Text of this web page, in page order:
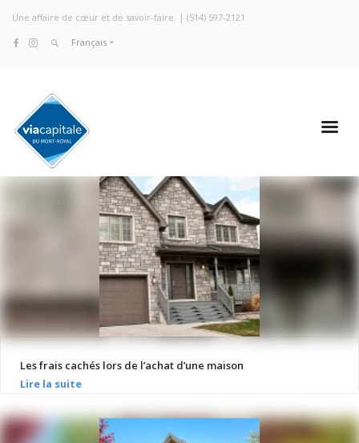
Une affaire de cœur et de savoir-faire. | (514) 597-2121
Français
Les frais cachés lors de l’achat d’une maison